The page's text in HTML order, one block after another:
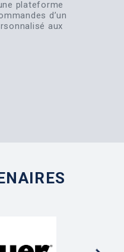
plateforme
d’un
aux